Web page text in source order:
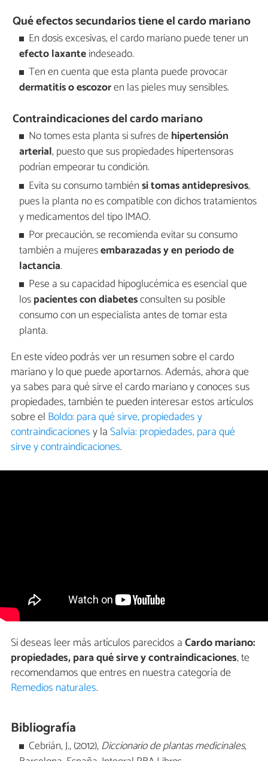
Qué efectos secundarios tiene el cardo mariano
En dosis excesivas, el cardo mariano puede tener un
efecto laxanteindeseado.
Ten en cuenta que esta planta puede provocar
dermatitis o escozoren las pieles muy sensibles.
Contraindicaciones del cardo mariano
No tomes esta planta si sufres de hipertensión
arterial, puesto que sus propiedades hipertensoras
podrían empeorar tu condición.
Evita su consumo tambiénsi tomas antidepresivos,
pues la planta no es compatible con dichos tratamientos
y medicamentos del tipo IMAO.
Por precaución, se recomienda evitar su consumo
también a mujeresembarazadas y en periodo de
lactancia.
Pese a su capacidad hipoglucémica es esencial que
lospacientes con diabetesconsulten su posible
consumo con un especialista antes de tomar esta
planta.
En este vídeo podrás ver un resumen sobre el cardo
mariano y lo que puede aportarnos. Además, ahora que
ya sabes para qué sirve el cardo mariano y conoces sus
propiedades, también te pueden interesar estos artículos
sobre el Boldo: para qué sirve, propiedades y
contraindicacionesy laSalvia: propiedades, para qué
sirve y contraindicaciones.
Si deseas leer más artículos parecidos aCardo mariano:
propiedades, para qué sirve y contraindicaciones, te
recomendamos que entres en nuestra categoría de
Remedios naturales.
Bibliografía
Cebrián, J., (2012),Diccionario de plantas medicinales,